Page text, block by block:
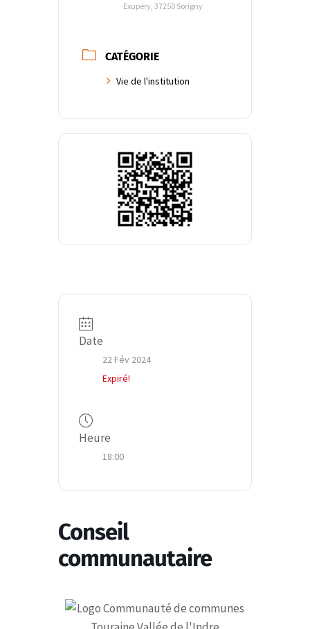
Exupéry, 37250 Sorigny
CATÉGORIE
Vie de l'institution
Date
22 Fév 2024
Expiré!
Heure
18:00
Conseil
communautaire